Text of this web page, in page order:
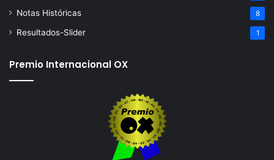
Notas Históricas 8
Resultados-Slider 1
Premio Internacional OX